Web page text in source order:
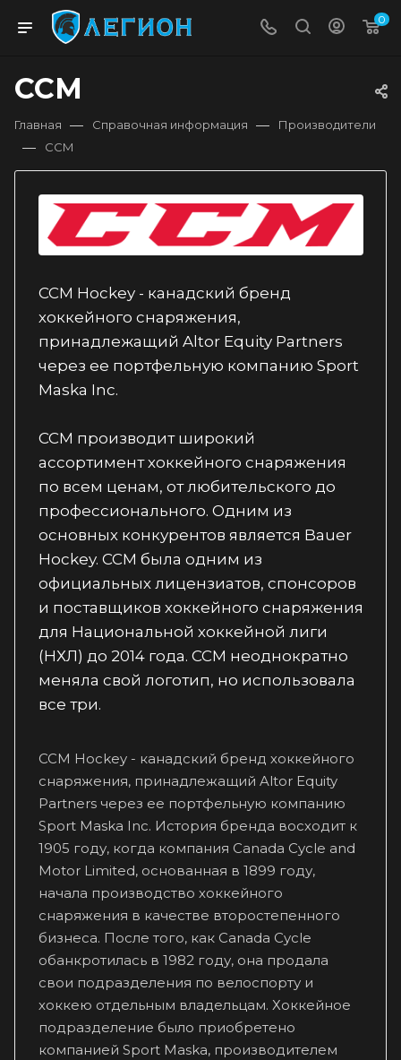
0
CCM
Главная — Справочная информация — Производители
— CCM
CCM Hockey - канадский бренд
хоккейного снаряжения,
принадлежащий Altor Equity Partners
через ее портфельную компанию Sport
Maska Inc.
CCM производит широкий
ассортимент хоккейного снаряжения
по всем ценам, от любительского до
профессионального. Одним из
основных конкурентов является Bauer
Hockey. CCM была одним из
официальных лицензиатов, спонсоров
и поставщиков хоккейного снаряжения
для Национальной хоккейной лиги
(НХЛ) до 2014 года. CCM неоднократно
меняла свой логотип, но использовала
все три.
CCM Hockey - канадский бренд хоккейного
снаряжения, принадлежащий Altor Equity
Partners через ее портфельную компанию
Sport Maska Inc. История бренда восходит к
1905 году, когда компания Canada Cycle and
Motor Limited, основанная в 1899 году,
начала производство хоккейного
снаряжения в качестве второстепенного
бизнеса. После того, как Canada Cycle
обанкротилась в 1982 году, она продала
свои подразделения по велоспорту и
хоккею отдельным владельцам. Хоккейное
подразделение было приобретено
компанией Sport Maska, производителем